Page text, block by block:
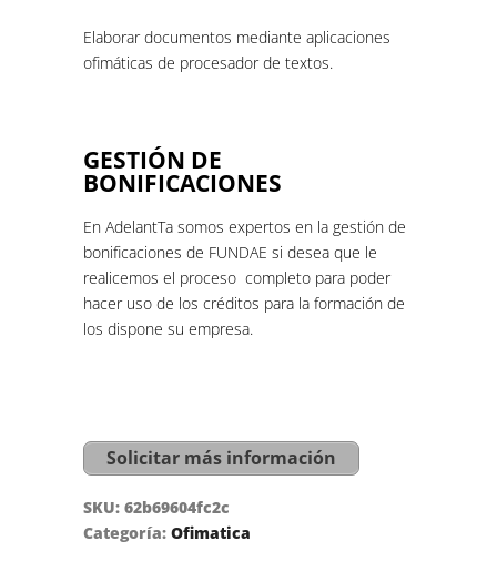
Elaborar documentos mediante aplicaciones
ofimáticas de procesador de textos.
GESTIÓN DE
BONIFICACIONES
En AdelantTa somos expertos en la gestión de
bonificaciones de FUNDAE si desea que le
realicemos el proceso completo para poder
hacer uso de los créditos para la formación de
los dispone su empresa.
Solicitar más información
SKU: 62b69604fc2c
Categoría: Ofimatica